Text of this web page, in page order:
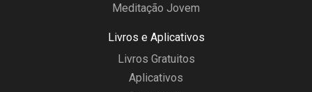
Meditação Jovem
Livros e Aplicativos
Livros Gratuitos
Aplicativos